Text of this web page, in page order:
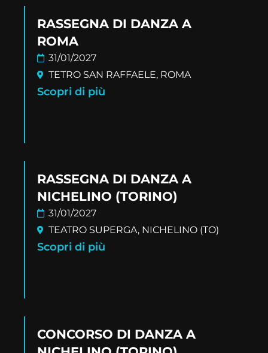
RASSEGNA DI DANZA A
ROMA
31/01/2027
TETRO SAN RAFFAELE, ROMA
Scopri di più
RASSEGNA DI DANZA A
NICHELINO (TORINO)
31/01/2027
TEATRO SUPERGA, NICHELINO (TO)
Scopri di più
CONCORSO DI DANZA A